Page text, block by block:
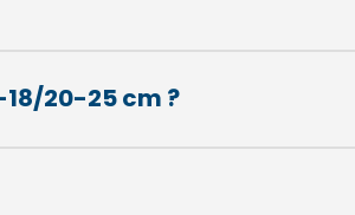
20-25 cm ?